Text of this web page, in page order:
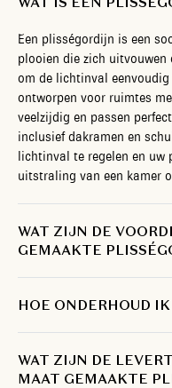
Een plisségordijn is een
plooien die zich uitvouwen
om de lichtinval
ontworpen voor ruimtes
veelzijdig en passen
inclusief dakramen en
lichtinval te regelen en uw
uitstraling van een kamer
WAT ZIJN DE
GEMAAKTE
HOE ONDERHOUD
WAT ZIJN DE
MAAT GEMAAKTE